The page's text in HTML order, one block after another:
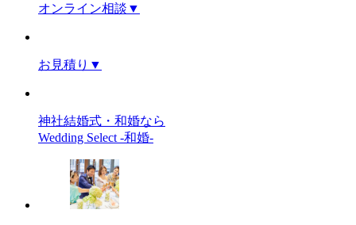
オンライン相談 ▼
お見積り ▼
神社結婚式・和婚なら
Wedding Select -和婚-